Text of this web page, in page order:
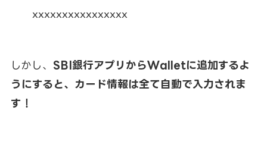
xxxxxxxxxxxxxxxx
しかし、 SBI銀行アプリからWalletに追加するよ
うにすると、カード情報は全て自動で入力されま
す！